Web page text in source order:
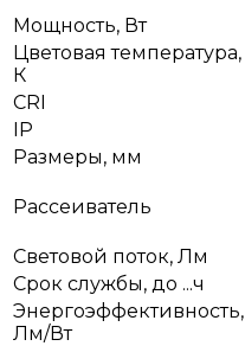
Мощность, Вт
Цветовая температура,
К
CRI
IP
Размеры, мм
Рассеиватель
Световой поток, Лм
Срок службы, до ...ч
Энергоэффективность,
Лм/Вт